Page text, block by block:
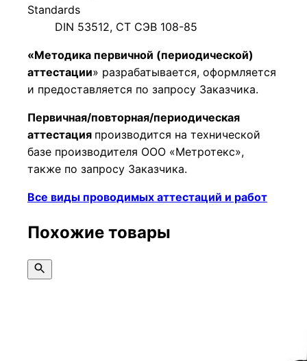
Standards
DIN 53512, СТ СЭВ 108-85
«Методика первичной (периодической)
аттестации» разрабатывается, оформляется
и предоставляется по запросу Заказчика.
Первичная/повторная/периодическая
аттестация производится на технической
базе производителя ООО «Метротекс»,
также по запросу Заказчика.
Все виды проводимых аттестаций и работ
Похожие товары